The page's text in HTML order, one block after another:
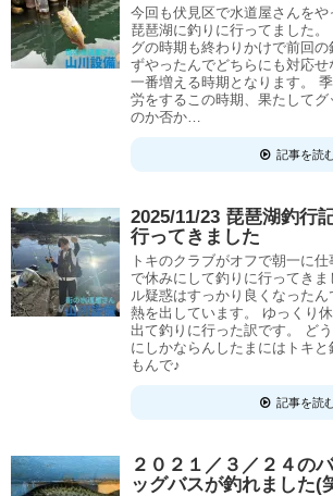
今回も伏見区で水道屋さんをや
琵琶湖に釣りに行ってました
グの時期も終わりかけで前回
ずやったんでどちらにも対応
一番増える時期となります。
労をするこの時期、果たして
のか否か…
記事を読
2025/11/23 琵琶湖釣行
行ってきました
トキのクラブがオフで朝一に
で休みにして釣りに行ってき
ル疑惑はすっかり良くなった
熱を出しています。 ゆっくり
出て釣りに行った訳です。 ど
にしかならんしたまにはトキ
もんで♪
記事を読
２０２１／３／２４の
ッグバスが釣れました(